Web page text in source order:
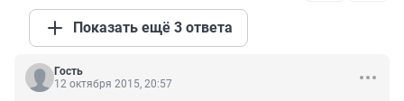
Показать ещё 3 ответа
Гость
12 октября 2015, 20:57